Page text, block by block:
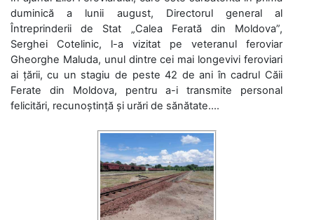
duminică a lunii august, Directorul general al
Întreprinderii de Stat „Calea Ferată din Moldova”,
Serghei Cotelinic, l-a vizitat pe veteranul feroviar
Gheorghe Maluda, unul dintre cei mai longevivi feroviari
ai țării, cu un stagiu de peste 42 de ani în cadrul Căii
Ferate din Moldova, pentru a-i transmite personal
felicitări, recunoștință și urări de sănătate....